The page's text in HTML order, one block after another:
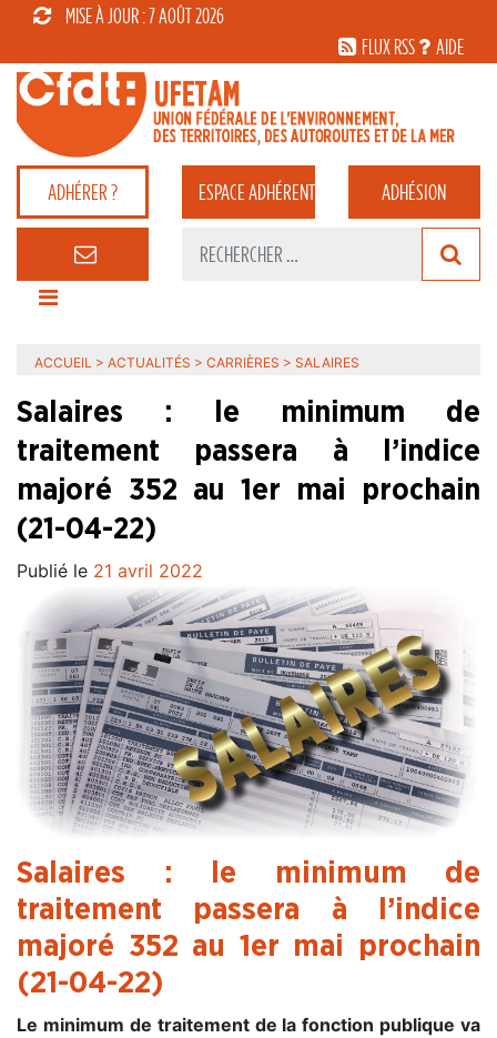
MISE À JOUR : 7 AOÛT 2026
FLUX RSS
AIDE
ADHÉRER ? ESPACEADHÉRENT ADHÉSION
ACCUEIL > ACTUALITÉS > CARRIÈRES > SALAIRES
Salaires : le minimum de
traitement passera à l’indice
majoré 352 au 1er mai prochain
(21-04-22)
Publié le 21 avril 2022
Salaires : le minimum de
traitement passera à l’indice
majoré 352 au 1er mai prochain
(21-04-22)
Le minimum de traitement de la fonction publique va